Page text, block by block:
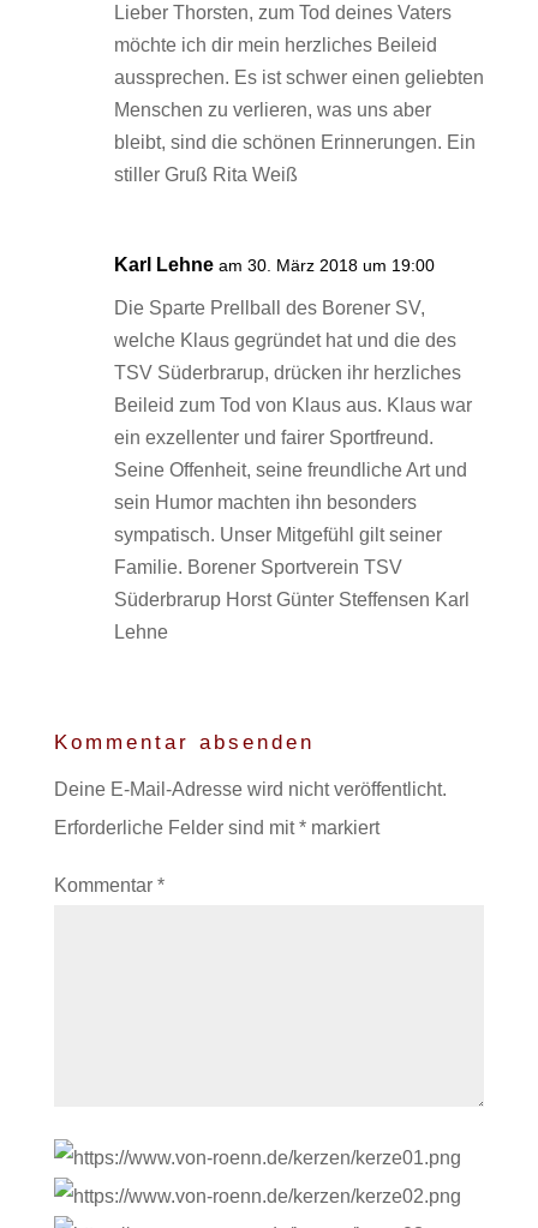
Lieber Thorsten, zum Tod deines Vaters
möchte ich dir mein herzliches Beileid
aussprechen. Es ist schwer einen geliebten
Menschen zu verlieren, was uns aber
bleibt, sind die schönen Erinnerungen. Ein
stiller Gruß Rita Weiß
Karl Lehne am 30. März 2018 um 19:00
Die Sparte Prellball des Borener SV,
welche Klaus gegründet hat und die des
TSV Süderbrarup, drücken ihr herzliches
Beileid zum Tod von Klaus aus. Klaus war
ein exzellenter und fairer Sportfreund.
Seine Offenheit, seine freundliche Art und
sein Humor machten ihn besonders
sympatisch. Unser Mitgefühl gilt seiner
Familie. Borener Sportverein TSV
Süderbrarup Horst Günter Steffensen Karl
Lehne
Kommentar absenden
Deine E-Mail-Adresse wird nicht veröffentlicht.
Erforderliche Felder sind mit*markiert
Kommentar *